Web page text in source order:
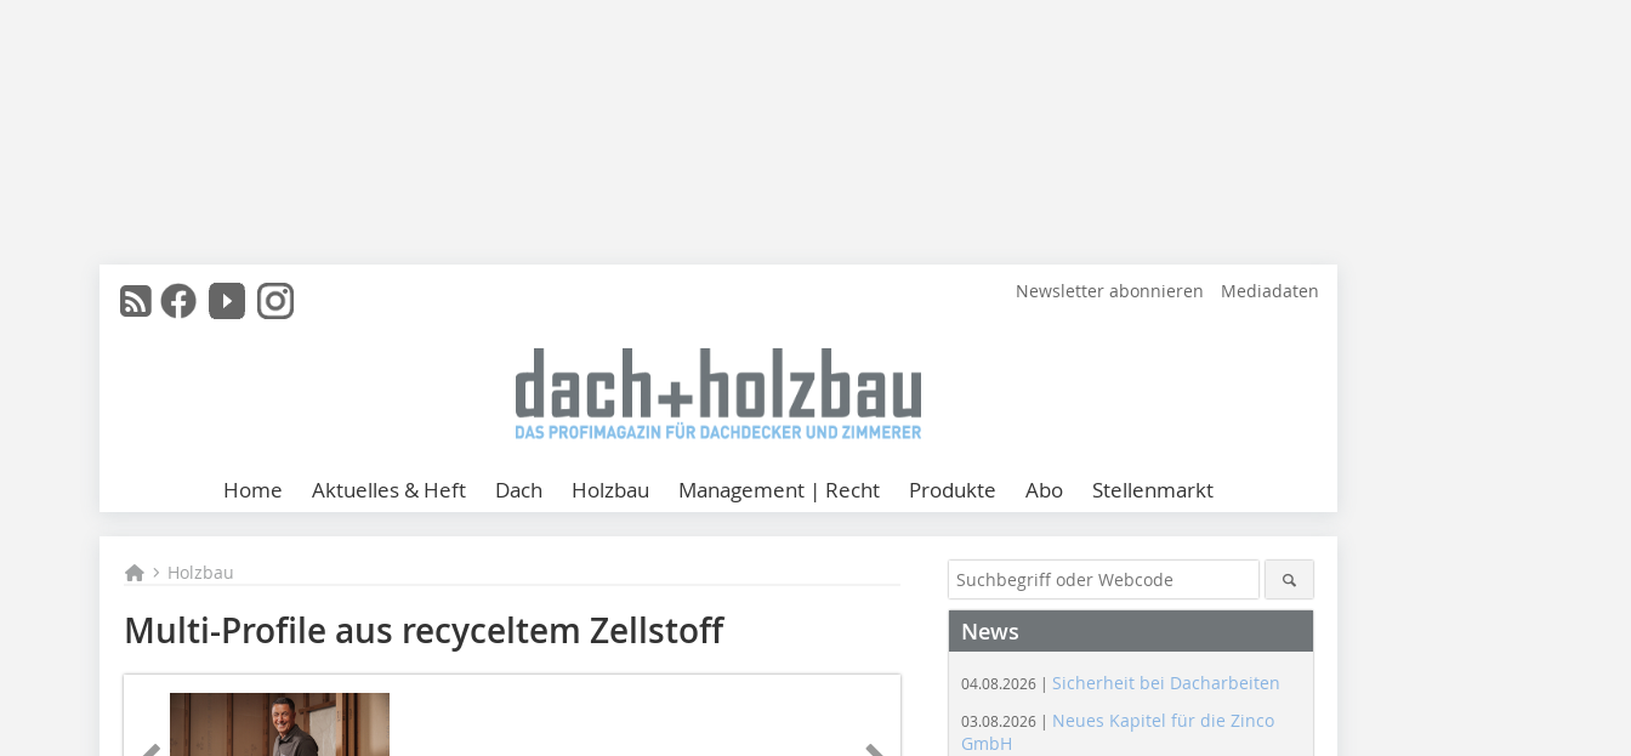
Newsletter abonnieren Mediadaten
Home Aktuelles & Heft Dach Holzbau Management | Recht Produkte Abo Stellenmarkt
Holzbau
Multi-Profile aus recyceltem Zellstoff News
04.08.2026 | Sicherheit bei Dacharbeiten
03.08.2026 | Neues Kapitel für die Zinco
GmbH